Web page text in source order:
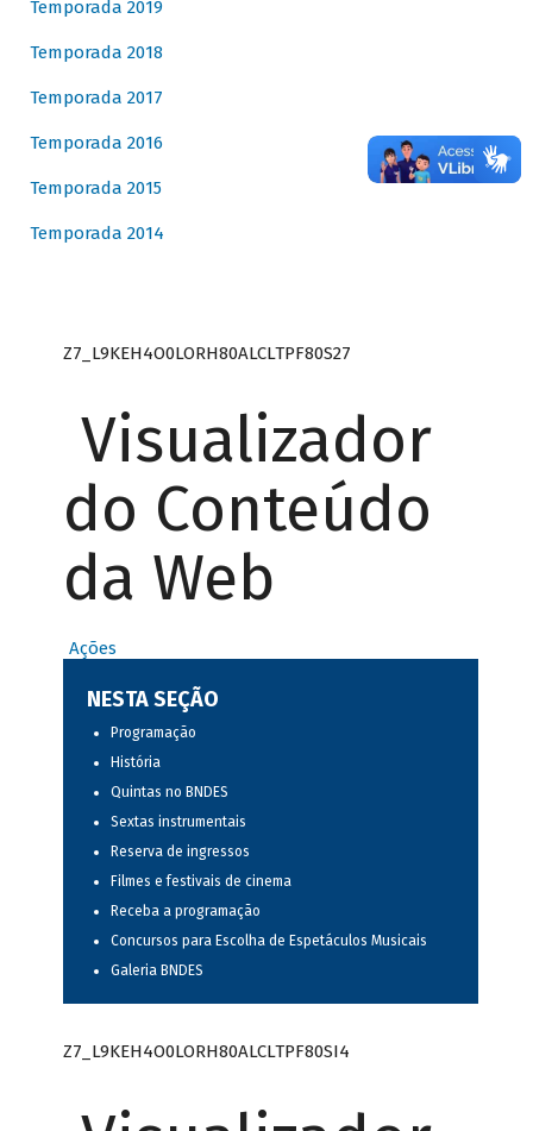
Temporada 2019
Temporada 2018
Temporada 2017
Temporada 2016
Temporada 2015
Temporada 2014
Z7_L9KEH4O0LORH80ALCLTPF80S27
Visualizador
do Conteúdo
da Web
Ações
NESTA SEÇÃO
Programação
História
Quintas no BNDES
Sextas instrumentais
Reserva de ingressos
Filmes e festivais de cinema
Receba a programação
Concursos para Escolha de Espetáculos Musicais
Galeria BNDES
Z7_L9KEH4O0LORH80ALCLTPF80SI4